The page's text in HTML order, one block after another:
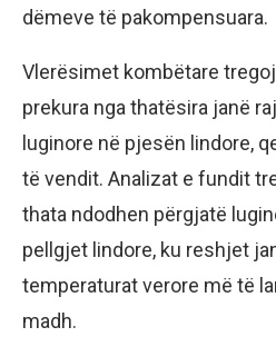
dëmeve të pakompensuara.
Vlerësimet kombëtare
prekura nga thatësira janë
luginore në pjesën lindore,
të vendit. Analizat e fundit
thata ndodhen përgjatë
pellgjet lindore, ku reshjet
temperaturat verore më të
madh.